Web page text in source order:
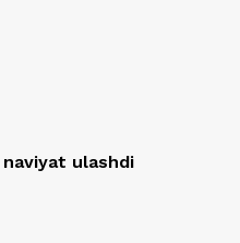
ulashdi